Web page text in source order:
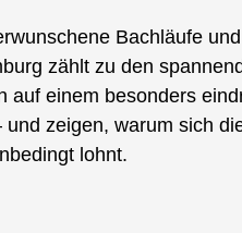
Bachläufe
zählt zu den
auf einem besonders
zeigen, warum sich
lohnt.